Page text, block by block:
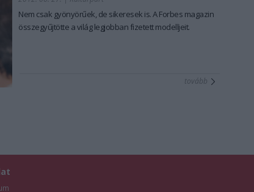
Nem csak gyönyörűek, de sikeresek is. A Forbes magazin
összegyűjtötte a világ legjobban fizetett modelljeit.
tovább